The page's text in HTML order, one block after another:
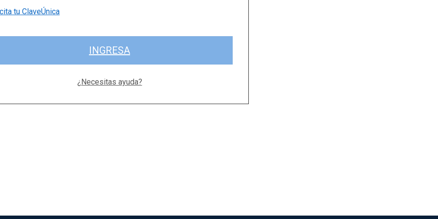
tu ClaveÚnica
INGRESA
¿Necesitas ayuda?